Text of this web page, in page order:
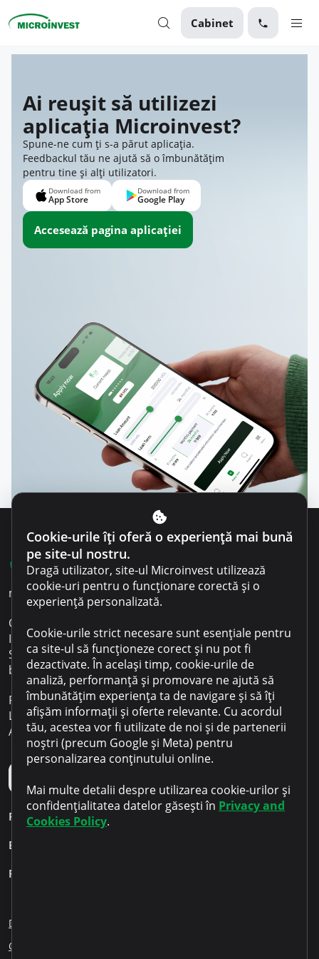
Cabinet
Business
Despre Microinvest
Pentru Clienți
Ai reușit să utilizezi
aplicația Microinvest?
Spune-ne cum ți s-a părut aplicația.
Feedbackul tău ne ajută să o îmbunătățim
pentru tine și alți utilizatori.
Accesează pagina aplicației
Cookie-urile îți oferă o experiență mai bună
pe site-ul nostru.
Dragă utilizator, site-ul Microinvest utilizează
cookie-uri pentru o funcționare corectă și o
experiență personalizată.
Cookie-urile strict necesare sunt esențiale pentru
ca site-ul să funcționeze corect și nu pot fi
dezactivate. În același timp, cookie-urile de
analiză, performanță și promovare ne ajută să
îmbunătățim experiența ta de navigare și să îți
afișăm informații și oferte relevante. Cu acordul
tău, acestea vor fi utilizate de noi și de partenerii
noștri (precum Google și Meta) pentru
personalizarea conținutului online.
Mai multe detalii despre utilizarea cookie-urilor și
confidențialitatea datelor găsești în Privacy and
Cookies Policy.
022 801 701
microinvest@microinvest.md
O.C.N. Microinvest S.R.L.
IDNO 1003600053518
Sediul: Republica Moldova Chișinău
bd. Renașterii Naționale 12
Program de lucru:
Luni – Vineri 09:00 - 18:00
Aplicația mobilă Microinvest
Personal
Business
Pentru clienți
Despre noi
Creditare responsabilă